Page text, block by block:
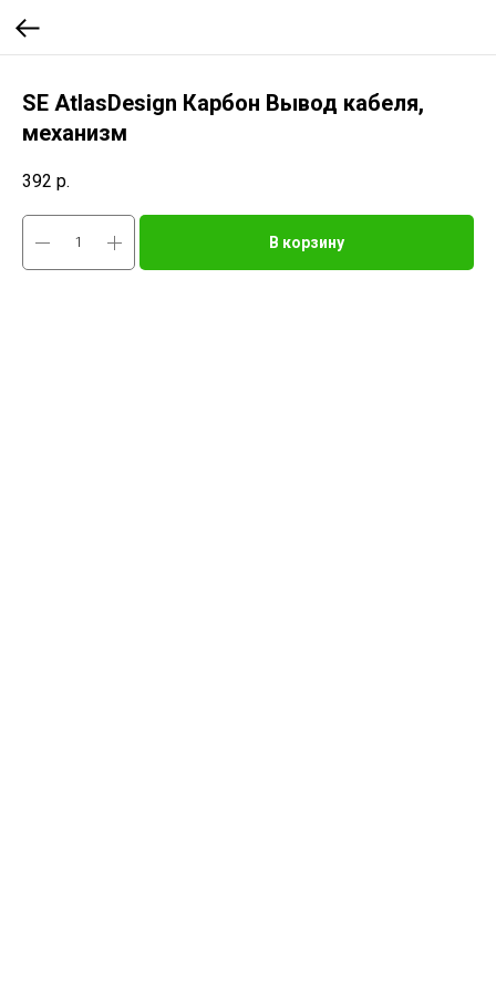
SE AtlasDesign Карбон Вывод кабеля,
механизм
392 р.
В корзину